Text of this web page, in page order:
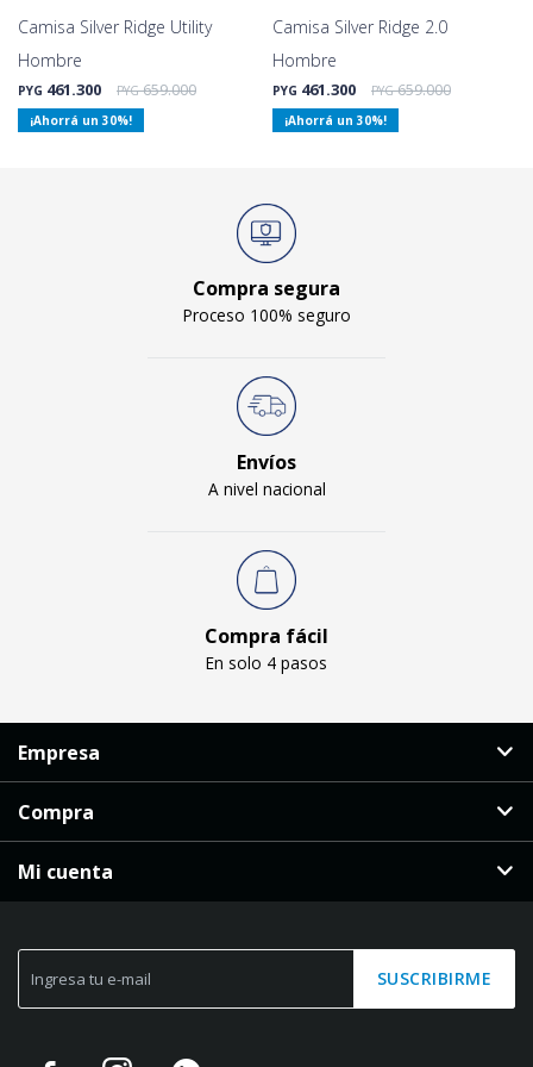
Camisa Silver Ridge Utility
Hombre
PYG 461.300 PYG 659.000
30
Camisa Silver Ridge 2.0
Hombre
PYG 461.300 PYG 659.000
30
Compra segura
Proceso 100% seguro
Envíos
A nivel nacional
Compra fácil
En solo 4 pasos
SUSCRIBIRME
Empresa
Compra
Mi cuenta